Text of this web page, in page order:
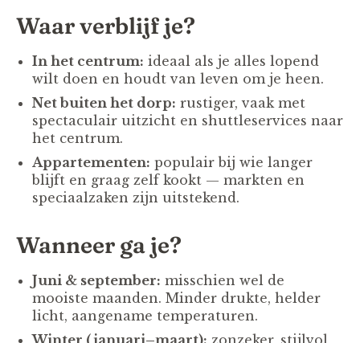
Waar verblijf je?
In het centrum: ideaal als je alles lopend
wilt doen en houdt van leven om je heen.
Net buiten het dorp: rustiger, vaak met
spectaculair uitzicht en shuttle­services naar
het centrum.
Appartementen: populair bij wie langer
blijft en graag zelf kookt — markten en
speciaalzaken zijn uitstekend.
Wanneer ga je?
Juni & september: misschien wel de
mooiste maanden. Minder drukte, helder
licht, aangename temperaturen.
Winter (januari–maart): zonzeker, stijlvol